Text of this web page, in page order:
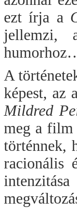
ezt írja a
jellemzi,
A
képest, az
Mildred
meg a film
történnek,
racionális